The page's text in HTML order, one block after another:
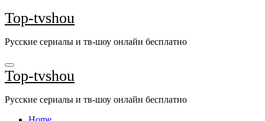
Перейти
к
Top-tvshou
Русские сериалы и тв-шоу онлайн бесплатно
Top-tvshou
Русские сериалы и тв-шоу онлайн бесплатно